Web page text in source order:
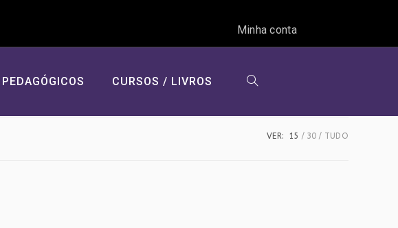
Minha conta
CURSOS / LIVROS ALTERNAR
VER: 15 30 TUDO